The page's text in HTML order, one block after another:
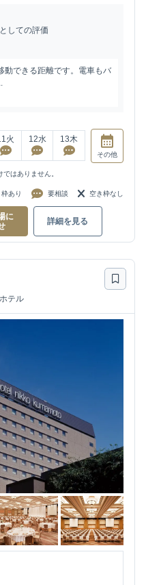
しての評価
動できる距離です。電車もバ
火 12水 13木
その他
はありません。
枠あり 要相談 空き枠なし
に
詳細を見る
ホテル